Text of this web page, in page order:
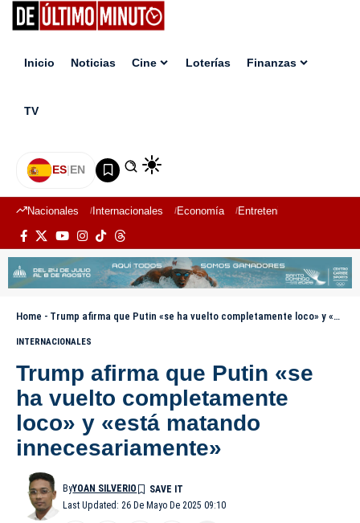
Inicio Noticias Cine Loterías Finanzas
TV
ES|EN
Nacionales Internacionales Economía Entretenimiento
Home - Trump afirma que Putin «se ha vuelto completamente loco» y «está matando innecesariamente»
INTERNACIONALES
Trump afirma que Putin «se
ha vuelto completamente
loco» y «está matando
innecesariamente»
Last Updated: 26 De Mayo De 2025 09:10
ByYOAN SILVERIO